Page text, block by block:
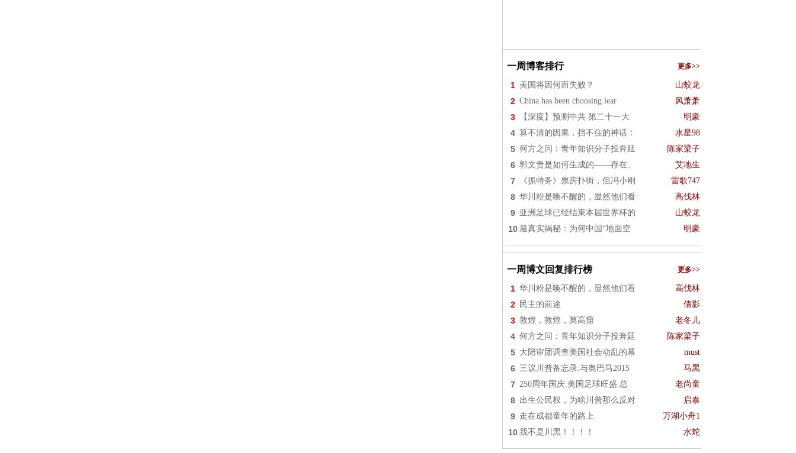
一周博客排行 更多>>
1 美国将因何而失败？ 山蛟龙
2 China has been choosing lear 风萧萧
3 【深度】预测中共 第二十一大 明豪
4 算不清的因果，挡不住的神话： 水星98
5 何方之问：青年知识分子投奔延 陈家梁子
6 郭文贵是如何生成的——存在、 艾地生
7 《抓特务》票房扑街，但冯小刚 雷歌747
8 华川粉是唤不醒的，显然他们看 高伐林
9 亚洲足球已经结束本届世界杯的 山蛟龙
10 最真实揭秘：为何中国“地面空 明豪
一周博文回复排行榜 更多>>
1 华川粉是唤不醒的，显然他们看 高伐林
2 民主的前途 倩影
3 敦煌，敦煌，莫高窟 老冬儿
4 何方之问：青年知识分子投奔延 陈家梁子
5 大陪审团调查美国社会动乱的幕 must
6 三议川普备忘录:与奥巴马2015 马黑
7 250周年国庆.美国足球旺盛.总 老尚童
8 出生公民权，为啥川普那么反对 启泰
9 走在成都童年的路上 万湖小舟1
10 我不是川黑！！！！ 水蛇